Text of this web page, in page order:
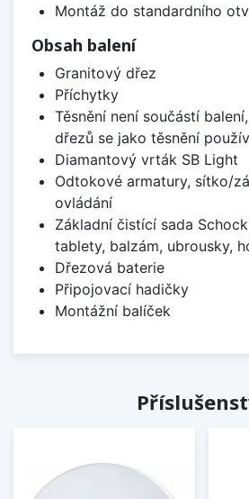
Montáž do standardního
Obsah balení
Granitový dřez
Příchytky
Těsnění není součástí
dřezů se jako těsnění
Diamantový vrták SB Light
Odtokové armatury, sítko/
ovládání
Základní čistící sada
tablety, balzám, ubrousky,
Dřezová baterie
Připojovací hadičky
Montážní balíček